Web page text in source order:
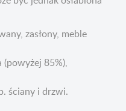
zasłony, meble
85%),
ściany i drzwi.